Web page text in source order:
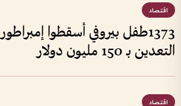
اقتصاد
1373طفل بيروفي أسقطوا إمبراطور
التعدين بـ 150 مليون دولار
اقتصاد